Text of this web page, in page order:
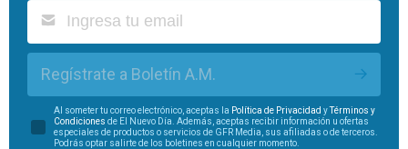
Regístrate a Boletín A.M.
Al someter tu correo electrónico, aceptas la Política de Privacidad yTérminos y
Condiciones de El Nuevo Día. Además, aceptas recibir información u ofertas
especiales de productos o servicios de GFR Media, sus afiliadas o de terceros.
Podrás optar salirte de los boletines en cualquier momento.